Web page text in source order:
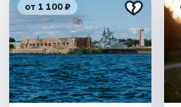
от 1 100 ₽